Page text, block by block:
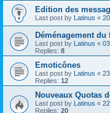
Edition des
Last post by Latinus «
Déménagement du
Last post by Latinus «
Replies: 8
Emoticônes
Last post by Latinus «
Replies: 12
Nouveaux Quotas
Last post by Latinus «
Replies: 20